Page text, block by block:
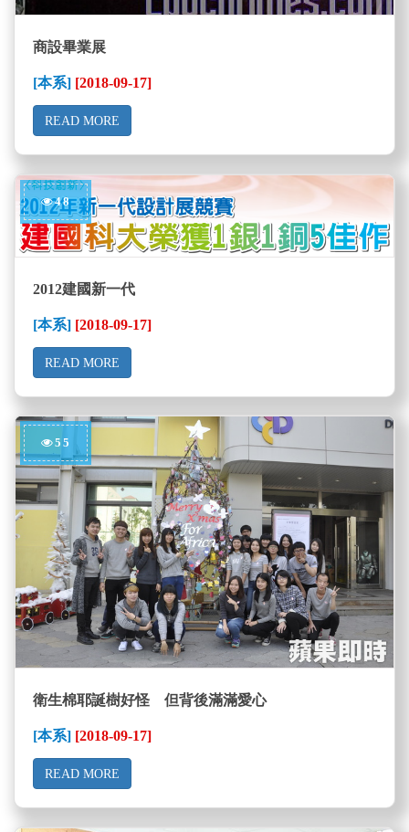
商設畢業展
[本系] [2018-09-17]
READ MORE
48
2012建國新一代
[本系] [2018-09-17]
READ MORE
55
衛生棉耶誕樹好怪 但背後滿滿愛心
[本系] [2018-09-17]
READ MORE